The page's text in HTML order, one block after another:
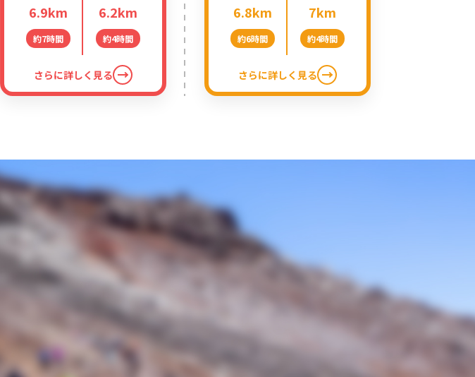
6.8km
約6時間
7km
約4時間
さらに詳しく見る
6.9km
約7時間
6.2km
約4時間
さらに詳しく見る